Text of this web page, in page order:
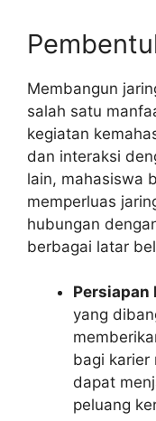
Membangun
salah satu
kegiatan
dan interaksi
lain, mahasiswa
memperluas
hubungan
berbagai latar
Persiapan
yang
bagi karier
dapat
peluang